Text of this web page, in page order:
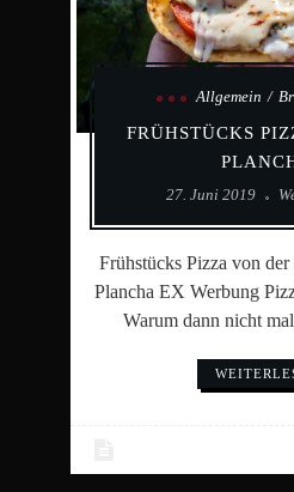
Allgemein
FRÜHSTÜCKS
27. Juni 2019
Frühstücks Pizza von
Plancha EX Werbung
Warum dann nicht